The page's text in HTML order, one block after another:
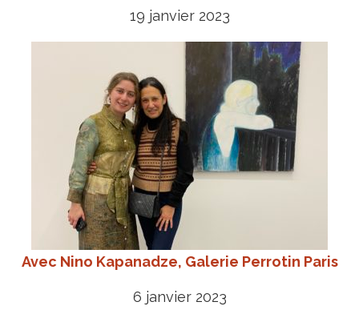
19 janvier 2023
Avec Nino Kapanadze, Galerie Perrotin Paris
6 janvier 2023